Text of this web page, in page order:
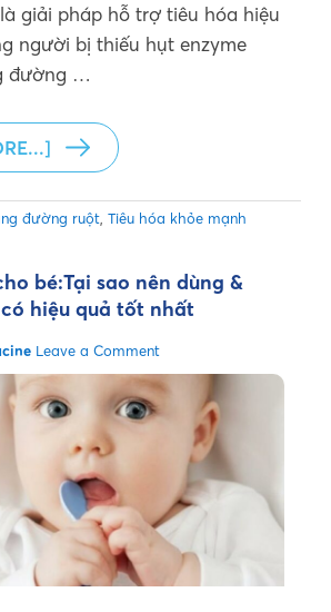
giải pháp hỗ trợ tiêu hóa hiệu
người bị thiếu hụt enzyme
đường …
đường ruột ,Tiêu hóa khỏe mạnh
bé:Tại sao nên dùng &
hiệu quả tốt nhất
Leave a Comment